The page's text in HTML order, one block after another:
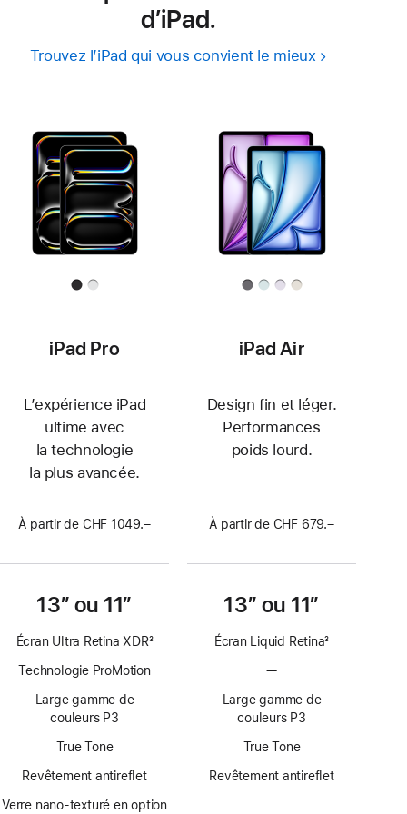
d’iPad.
Trouvez l’iPad qui vous convient le mieux
iPad Pro
L’expérience iPad
ultime avec
la technologie
la plus avancée.
À partir de CHF 1049.–
13″ ou 11″
Écran Ultra Retina XDR3
Technologie ProMotion
Large gamme de
couleurs P3
True Tone
Revêtement antireflet
Verre nano-texturé en option
iPad Air
Design fin et léger.
Performances
poids lourd.
À partir de CHF 679.–
13″ ou 11″
Écran Liquid Retina3
—Pas
technologie
ProMotion
Large gamme de
couleurs P3
True Tone
Revêtement antireflet